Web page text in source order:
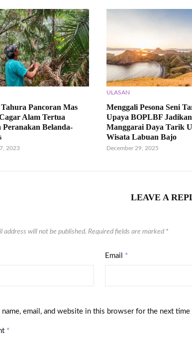
Pancoran Mas
Alam Tertua
Peranakan Belanda-
2023
ULASAN
Menggali Pesona Seni
Upaya BOPLBF
Manggarai Daya Tarik
Wisata Labuan Bajo
December 29, 2025
LEAVE A
address will not be published. Required fields are marked *
Email *
name, email, and website in this browser for the next time
*